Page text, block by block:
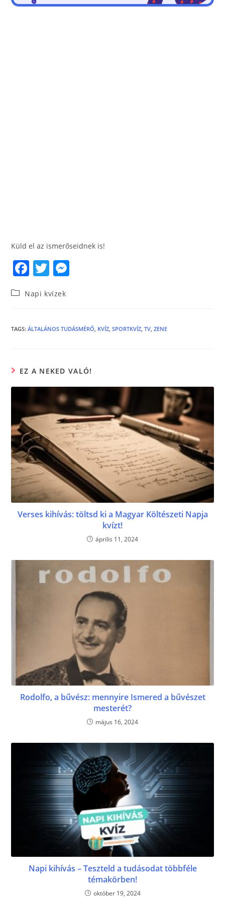
Küld el az ismerőseidnek is!
F
c
b
o
k
T
itt
n
er
Napi kvízek
TAGS:ÁLTALÁNOS TUDÁSMÉRŐ, KVÍZ, SPORTKVÍZ, TV, ZENE
EZ A NEKED VALÓ!
Verses kihívás: töltsd ki a Magyar Költészeti Napja
kvízt!
április 11, 2024
Rodolfo, a bűvész: mennyire Ismered a bűvészet
mesterét?
május 16, 2024
Napi kihívás – Teszteld a tudásodat többféle
témakörben!
október 19, 2024